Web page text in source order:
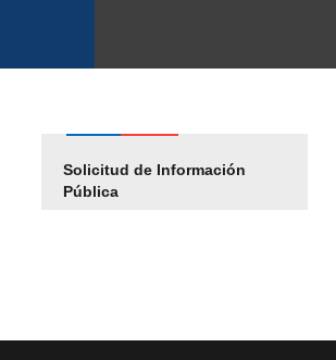
Solicitud de Información
Pública
Proveedores
Empleos